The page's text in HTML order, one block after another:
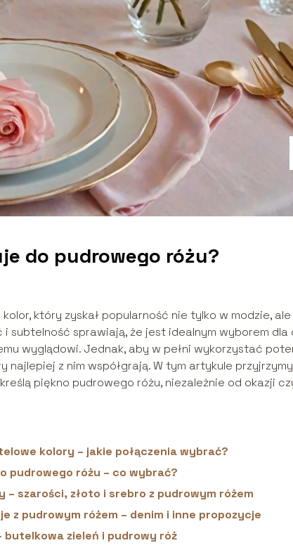
do pudrowego różu?
który zyskał popularność nie tylko w modzie,
subtelność sprawiają, że jest idealnym wyborem
wyglądowi. Jednak, aby w pełni wykorzystać
najlepiej z nim współgrają. W tym artykule
piękno pudrowego różu, niezależnie od okazji
kolory – jakie połączenia wybrać?
pudrowego różu – co wybrać?
– szarości, złoto i srebro z pudrowym różem
z pudrowym różem – denim i inne propozycje
zieleń i pudrowy róż